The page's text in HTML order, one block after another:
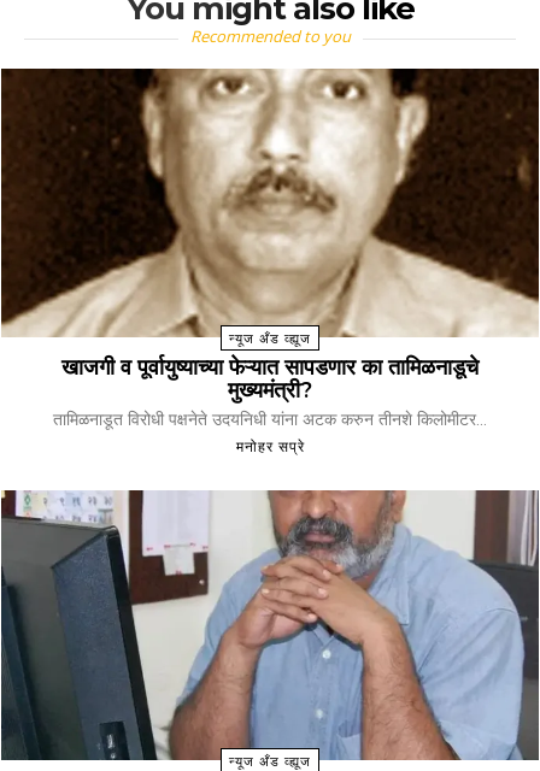
You might also like
Recommended to you
न्यूज अँड व्ह्यूज
खाजगी व पूर्वायुष्याच्या फेऱ्यात सापडणार का तामिळनाडूचे
मुख्यमंत्री?
तामिळनाडूत विरोधी पक्षनेते उदयनिधी यांना अटक करुन तीनशे किलोमीटर...
मनोहर सप्रे
न्यूज अँड व्ह्यूज